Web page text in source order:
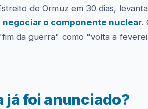
de Ormuz em 30 dias,
negociar o componente nuclear.
da guerra" como "volta a
já foi anunciado?